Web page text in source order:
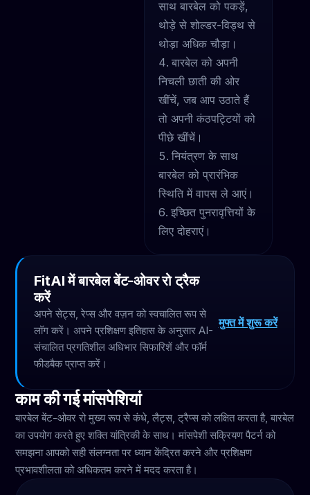
साथ बारबेल को पकड़ें,
थोड़े से शोल्डर-विड्थ से
थोड़ा अधिक चौड़ा।
बारबेल को अपनी
निचली छाती की ओर
खींचें, जब आप उठाते हैं
तो अपनी कंठपट्टियों को
पीछे खींचें।
नियंत्रण के साथ
बारबेल को प्रारंभिक
स्थिति में वापस ले आएं।
इच्छित पुनरावृत्तियों के
लिए दोहराएं।
FitAI में बारबेल बेंट-ओवर रो ट्रैक
करें
अपने सेट्स, रेप्स और वज़न को स्वचालित रूप से
लॉग करें। अपने प्रशिक्षण इतिहास के अनुसार AI-
संचालित प्रगतिशील अधिभार सिफारिशें और फॉर्म
फीडबैक प्राप्त करें।
मुफ्त में शुरू करें
काम की गई मांसपेशियां
बारबेल बेंट-ओवर रो मुख्य रूप से कंधे, लैट्स, ट्रैप्स को लक्षित करता है, बारबेल
का उपयोग करते हुए शक्ति यांत्रिकी के साथ। मांसपेशी सक्रियण पैटर्न को
समझना आपको सही संलग्नता पर ध्यान केंद्रित करने और प्रशिक्षण
प्रभावशीलता को अधिकतम करने में मदद करता है।